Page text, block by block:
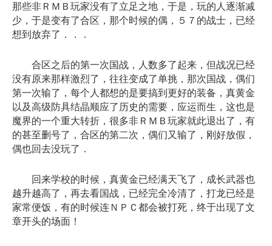
那些非ＲＭＢ玩家没有了立足之地，于是，玩的人逐渐减
少，于是变有了合区，那个时候的偶，５７的战士，已经
想到放弃了．．．
合区之后的第一次国战，人数多了起来，但战况已经
没有原来那样激烈了，往往变成了单挑，那次国战，偶们
第一次输了，每个人都想的是要搞到更好的装备，真黄金
以及高级防具结晶顺应了历史的需要，应运而生，这也是
魔界的一个重大转折，很多非ＲＭＢ玩家就此退出了，有
的甚至删号了，合区的第二次，偶们又输了，刚好放假，
偶也回去没玩了．
回来学校的时候，真黄金已经满天飞了，成长武器也
越升越高了，再去看国战，已经完全冷清了，打龙已经是
家常便饭，有的时候连ＮＰＣ都会被打死，终于出现了文
章开头的场面！